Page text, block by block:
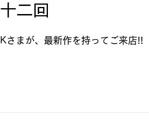
十二回
Kさまが、最新作を持ってご来店!!